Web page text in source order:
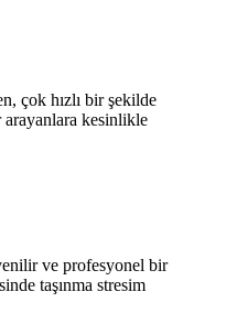
çok hızlı bir şekilde
arayanlara kesinlikle
ve profesyonel bir
taşınma stresim